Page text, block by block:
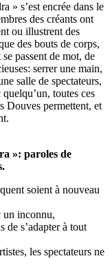
» s’est encrée dans le
des créants ont
ou illustrent des
des bouts de corps,
passent de mot, de
serrer une main,
salle de spectateurs,
toutes ces
Douves permettent, et
»: paroles de
soient à nouveau
un inconnu,
de s’adapter à tout
les spectateurs ne